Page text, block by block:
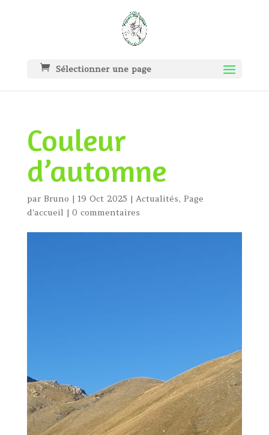
Sélectionner une page
Couleur
d’automne
par Bruno | 19 Oct 2025 | Actualités, Page
d'accueil | 0 commentaires